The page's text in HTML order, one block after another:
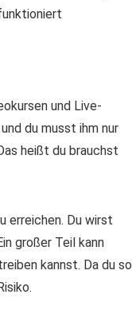
und Live-
du musst ihm nur
heißt du brauchst
erreichen. Du wirst
großer Teil kann
kannst. Da du so